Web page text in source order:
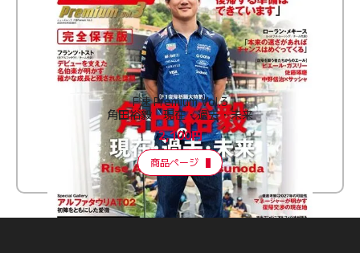
F速 Premium Vol.3
角田裕毅 現在・過去・未来
2,100円
商品ページ